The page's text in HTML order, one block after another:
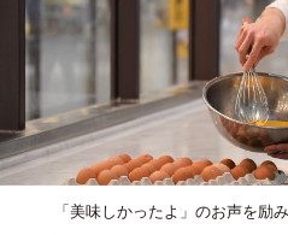
「美味しかったよ」のお声を励